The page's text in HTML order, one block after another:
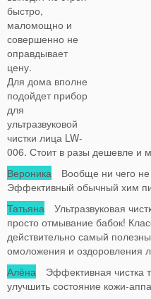
быстро,
маломощно и
совершенно не
оправдывает
цену.
Для дома вполне
подойдет прибор
для
ультразвуковой
чистки лица LW-
006. Стоит в разы дешевле и
Вероника Вообще ни чего не
Эффективный обычный хим
Татьяна Ультразвуковая
просто отмывание бабок!
действительно самый
омоложения и оздоровления
Алёна Эффективная чистка
улучшить состояние кожи-